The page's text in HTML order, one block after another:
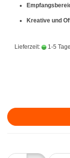
Kreative und
Lieferzeit: 1-5 Tage